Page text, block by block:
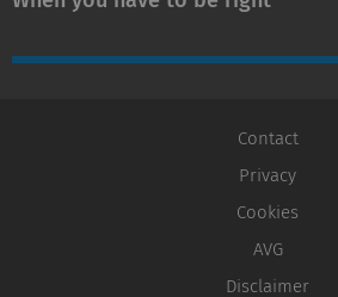
Contact
Privacy
Cookies
AVG
Disclaimer